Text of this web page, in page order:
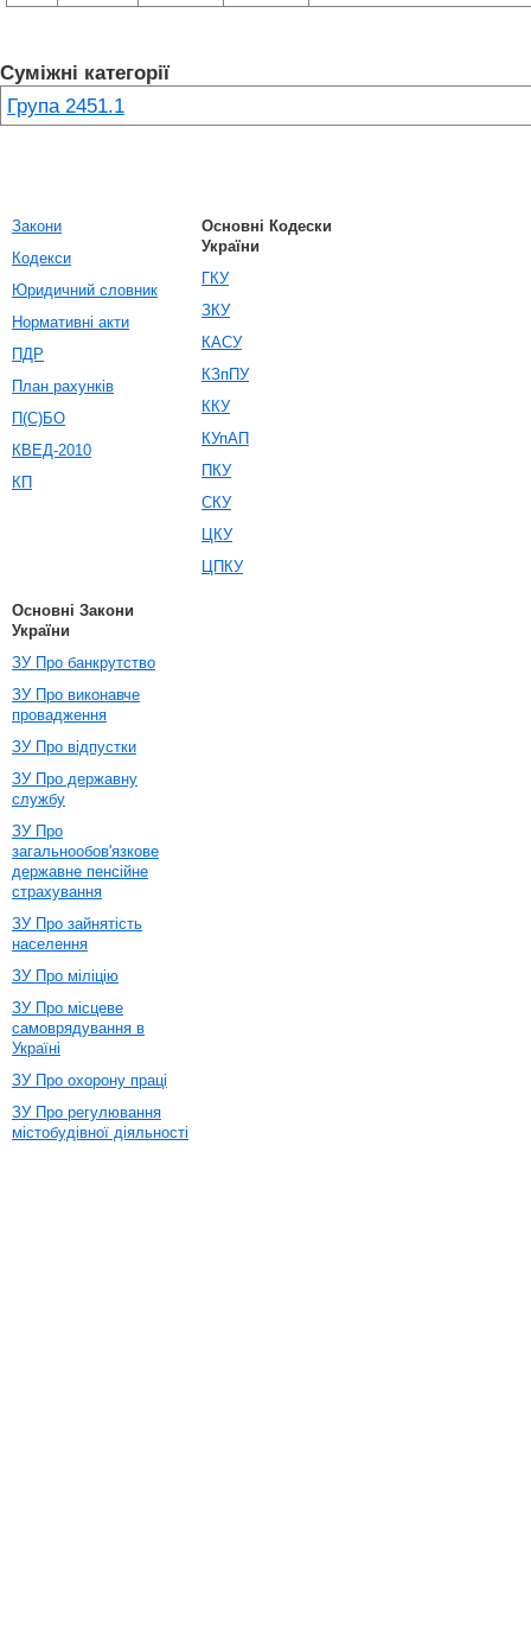
Суміжні категорії
Група 2451.1
Закони
Кодекси
Юридичний словник
Нормативні акти
ПДР
План рахунків
П(С)БО
КВЕД-2010
КП
Основні Кодески
України
ГКУ
ЗКУ
КАСУ
КЗпПУ
ККУ
КУпАП
ПКУ
СКУ
ЦКУ
ЦПКУ
Основні Закони
України
ЗУ Про банкрутство
ЗУ Про виконавче
провадження
ЗУ Про відпустки
ЗУ Про державну
службу
ЗУ Про
загальнообов'язкове
державне пенсійне
страхування
ЗУ Про зайнятість
населення
ЗУ Про міліцію
ЗУ Про місцеве
самоврядування в
Україні
ЗУ Про охорону праці
ЗУ Про регулювання
містобудівної діяльності